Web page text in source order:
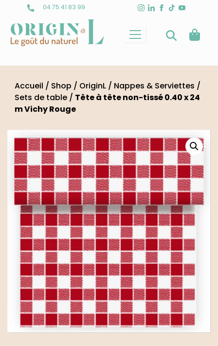
content
04 75 41 83 99
Accueil / Shop / OriginL / Nappes & Serviettes /
Sets de table / Tête à tête non-tissé 0.40 x 24
m Vichy Rouge